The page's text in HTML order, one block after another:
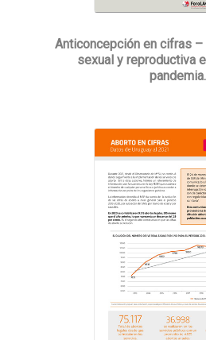
Anticoncepción en cifras
sexual y reproductiva
pandemia.